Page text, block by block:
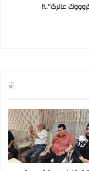
عالرگ”..!!